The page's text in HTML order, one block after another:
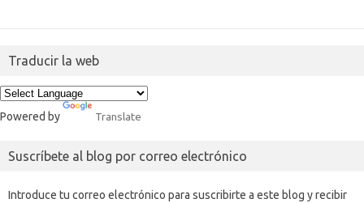
Traducir la web
Powered by Translate
Suscríbete al blog por correo electrónico
Introduce tu correo electrónico para suscribirte a este blog y recibir